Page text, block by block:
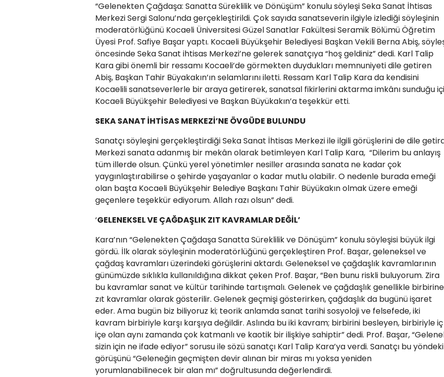
“Gelenekten Çağdaşa: Sanatta Süreklilik ve Dönüşüm” konulu söyleşi Seka Sanat İhtisas
Merkezi Sergi Salonu’nda gerçekleştirildi. Çok sayıda sanatseverin ilgiyle izlediği söyleşinin
moderatörlüğünü Kocaeli Üniversitesi Güzel Sanatlar Fakültesi Seramik Bölümü Öğretim
Üyesi Prof. Safiye Başar yaptı. Kocaeli Büyükşehir Belediyesi Başkan Vekili Berna Abiş,
öncesinde Seka Sanat ihtisas Merkezi’ne gelerek sanatçıya “hoş geldiniz” dedi. Karl Talip
Kara gibi önemli bir ressamı Kocaeli’de görmekten duydukları memnuniyeti dile getiren
Abiş, Başkan Tahir Büyakakın’ın selamlarını iletti. Ressam Karl Talip Kara da kendisini
Kocaelili sanatseverlerle bir araya getirerek, sanatsal fikirlerini aktarma imkânı sunduğu
Kocaeli Büyükşehir Belediyesi ve Başkan Büyükakın’a teşekkür etti.
SEKA SANAT İHTİSAS MERKEZİ’NE ÖVGÜDE BULUNDU
Sanatçı söyleşini gerçekleştirdiği Seka Sanat İhtisas Merkezi ile ilgili görüşlerini de dile
Merkezi sanata adanmış bir mekân olarak betimleyen Karl Talip Kara, “Dilerim bu anlayış
tüm illerde olsun. Çünkü yerel yönetimler nesiller arasında sanata ne kadar çok
yaygınlaştırabilirse o şehirde yaşayanlar o kadar mutlu olabilir. O nedenle burada emeği
olan başta Kocaeli Büyükşehir Belediye Başkanı Tahir Büyükakın olmak üzere emeği
geçenlere teşekkür ediyorum. Allah razı olsun” dedi.
‘GELENEKSEL VE ÇAĞDAŞLIK ZIT KAVRAMLAR DEĞİL’
Kara’nın “Gelenekten Çağdaşa Sanatta Süreklilik ve Dönüşüm” konulu söyleşisi büyük ilgi
gördü. İlk olarak söyleşinin moderatörlüğünü gerçekleştiren Prof. Başar, geleneksel ve
çağdaş kavramları üzerindeki görüşlerini aktardı. Geleneksel ve çağdaşlık kavramlarının
günümüzde sıklıkla kullanıldığına dikkat çeken Prof. Başar, “Ben bunu riskli buluyorum. Zira
bu kavramlar sanat ve kültür tarihinde tartışmalı. Gelenek ve çağdaşlık genellikle birbirine
zıt kavramlar olarak gösterilir. Gelenek geçmişi gösterirken, çağdaşlık da bugünü işaret
eder. Ama bugün biz biliyoruz ki; teorik anlamda sanat tarihi sosyoloji ve felsefede, iki
kavram birbiriyle karşı karşıya değildir. Aslında bu iki kavram; birbirini besleyen, birbiriyle iç
içe olan aynı zamanda çok katmanlı ve kaotik bir ilişkiye sahiptir” dedi. Prof. Başar,
sizin için ne ifade ediyor” sorusu ile sözü sanatçı Karl Talip Kara’ya verdi. Sanatçı bu yöndeki
görüşünü “Geleneğin geçmişten devir alınan bir miras mı yoksa yeniden
yorumlanabilinecek bir alan mı” doğrultusunda değerlendirdi.